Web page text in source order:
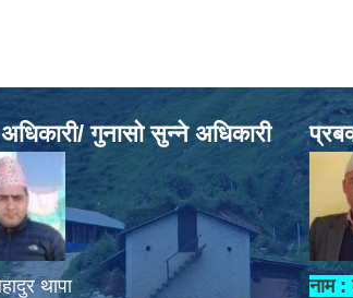
गुनासो सुन्ने अधिकारी
थापा नाम :